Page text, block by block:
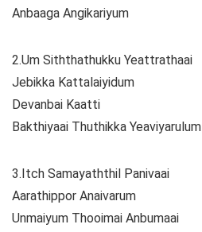
Anbaaga Angikariyum
2.Um Siththathukku Yeattrathaai
Jebikka Kattalaiyidum
Devanbai Kaatti
Bakthiyaai Thuthikka Yeaviyarulum
3.Itch Samayaththil Panivaai
Aarathippor Anaivarum
Unmaiyum Thooimai Anbumaai